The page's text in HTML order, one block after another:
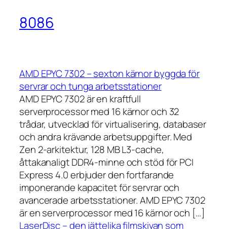
8086
AMD EPYC 7302 – sexton kärnor byggda för
servrar och tunga arbetsstationer
AMD EPYC 7302 är en kraftfull
serverprocessor med 16 kärnor och 32
trådar, utvecklad för virtualisering, databaser
och andra krävande arbetsuppgifter. Med
Zen 2-arkitektur, 128 MB L3-cache,
åttakanaligt DDR4-minne och stöd för PCI
Express 4.0 erbjuder den fortfarande
imponerande kapacitet för servrar och
avancerade arbetsstationer. AMD EPYC 7302
är en serverprocessor med 16 kärnor och […]
LaserDisc – den jättelika filmskivan som